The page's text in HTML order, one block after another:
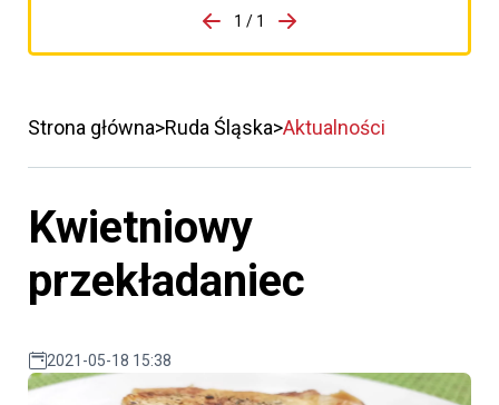
porzpedniego komunikatu
1 / 1
Przejdź do następnego
Strona główna Ruda Śląska Aktualności
Kwietniowy
przekładaniec
2021-05-18 15:38